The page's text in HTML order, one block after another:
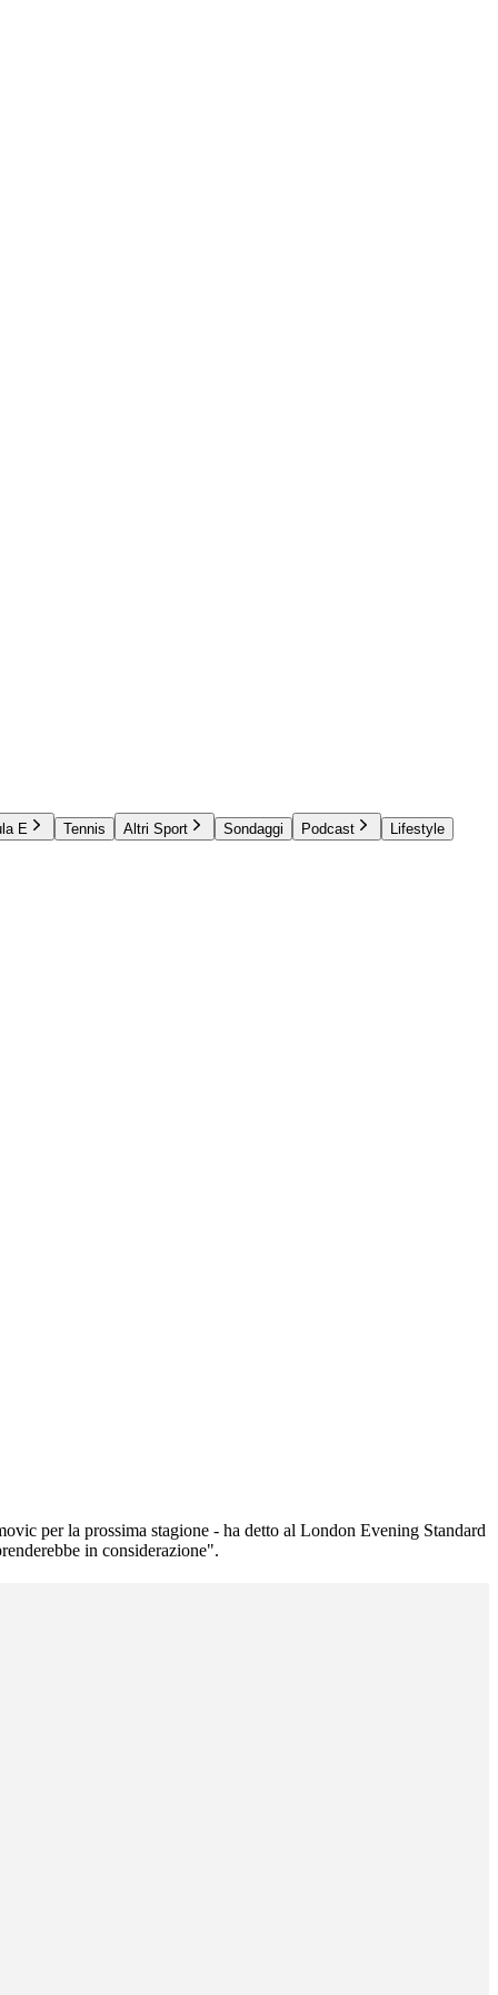
E Tennis Altri Sport Sondaggi Podcast Lifestyle
per la prossima stagione - ha detto al London Evening Standard
in considerazione".